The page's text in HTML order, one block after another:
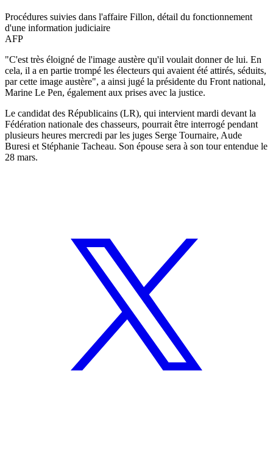
Procédures suivies dans l'affaire Fillon, détail du fonctionnement
d'une information judiciaire
AFP
"C'est très éloigné de l'image austère qu'il voulait donner de lui. En
cela, il a en partie trompé les électeurs qui avaient été attirés, séduits,
par cette image austère", a ainsi jugé la présidente du Front national,
Marine Le Pen, également aux prises avec la justice.
Le candidat des Républicains (LR), qui intervient mardi devant la
Fédération nationale des chasseurs, pourrait être interrogé pendant
plusieurs heures mercredi par les juges Serge Tournaire, Aude
Buresi et Stéphanie Tacheau. Son épouse sera à son tour entendue le
28 mars.